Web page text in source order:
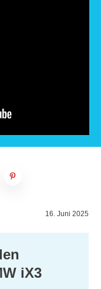
16. Juni 2025
iX3